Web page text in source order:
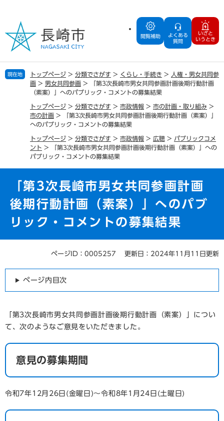
の
で
す
ー
ば
し
閲覧補助
よくある
質問
いざと
いうとき
現在地 トップページ > 分類でさがす > くらし・手続き >
人権・男女共同参
画 > 男女共同参画 >
「第3次長崎市男女共同参画計画後期行動計画
（素案）」へのパブリック・コメントの募集結果
トップページ > 分類でさがす > 市政情報 > 市の計画・取り組み >
市の計画 >
「第3次長崎市男女共同参画計画後期行動計画（素案）」
へのパブリック・コメントの募集結果
トップページ > 分類でさがす > 市政情報 > 広聴 > パブリックコメ
ント >
「第3次長崎市男女共同参画計画後期行動計画（素案）」への
パブリック・コメントの募集結果
「第3次長崎市男女共同参画計画
後期行動計画（素案）」へのパブ
リック・コメントの募集結果
ページID：0005257 更新日：2024年11月11日更新
ページ内目次
「第3次長崎市男女共同参画計画後期行動計画（素案）」につい
て、次のようなご意見をいただきました。
意見の募集期間
令和7年12月26日(金曜日)～令和8年1月24日(土曜日)